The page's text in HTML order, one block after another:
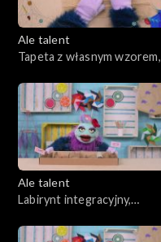
Ale talent
Tapeta z własnym wzorem,
Ale talent
Labirynt integracyjny,